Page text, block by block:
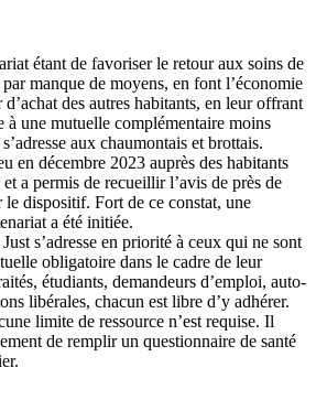
étant de favoriser le retour aux soins de
manque de moyens, en font l’économie
des autres habitants, en leur offrant
à une mutuelle complémentaire moins
aux chaumontais et brottais.
en décembre 2023 auprès des habitants
a permis de recueillir l’avis de près de
le dispositif. Fort de ce constat, une
a été initiée.
s’adresse en priorité à ceux qui ne sont
obligatoire dans le cadre de leur
étudiants, demandeurs d’emploi, auto-
libérales, chacun est libre d’y adhérer.
limite de ressource n’est requise. Il
de remplir un questionnaire de santé